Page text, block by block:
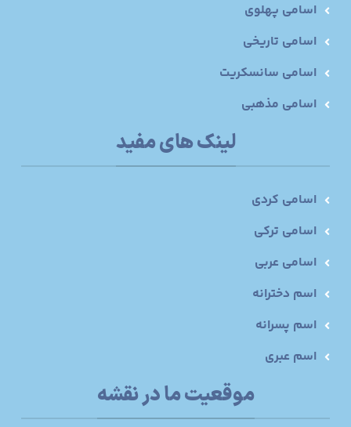
اسامی پهلوی
اسامی تاریخی
اسامی سانسکریت
اسامی مذهبی
لینک های مفید
اسامی کردی
اسامی ترکی
اسامی عربی
اسم دخترانه
اسم پسرانه
اسم عبری
موقعیت ما در نقشه